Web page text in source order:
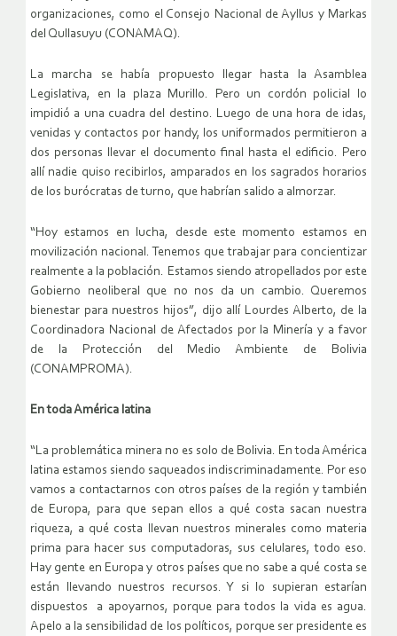
organizaciones, como el Consejo Nacional de Ayllus y Markas
del Qullasuyu (CONAMAQ).
La marcha se había propuesto llegar hasta la Asamblea
Legislativa, en la plaza Murillo. Pero un cordón policial lo
impidió a una cuadra del destino. Luego de una hora de idas,
venidas y contactos por handy, los uniformados permitieron a
dos personas llevar el documento final hasta el edificio. Pero
allí nadie quiso recibirlos, amparados en los sagrados horarios
de los burócratas de turno, que habrían salido a almorzar.
“Hoy estamos en lucha, desde este momento estamos en
movilización nacional. Tenemos que trabajar para concientizar
realmente a la población. Estamos siendo atropellados por este
Gobierno neoliberal que no nos da un cambio. Queremos
bienestar para nuestros hijos”, dijo allí Lourdes Alberto, de la
Coordinadora Nacional de Afectados por la Minería y a favor
de la Protección del Medio Ambiente de Bolivia
(CONAMPROMA).
En toda América latina
“La problemática minera no es solo de Bolivia. En toda América
latina estamos siendo saqueados indiscriminadamente. Por eso
vamos a contactarnos con otros países de la región y también
de Europa, para que sepan ellos a qué costa sacan nuestra
riqueza, a qué costa llevan nuestros minerales como materia
prima para hacer sus computadoras, sus celulares, todo eso.
Hay gente en Europa y otros países que no sabe a qué costa se
están llevando nuestros recursos. Y si lo supieran estarían
dispuestos a apoyarnos, porque para todos la vida es agua.
Apelo a la sensibilidad de los políticos, porque ser presidente es